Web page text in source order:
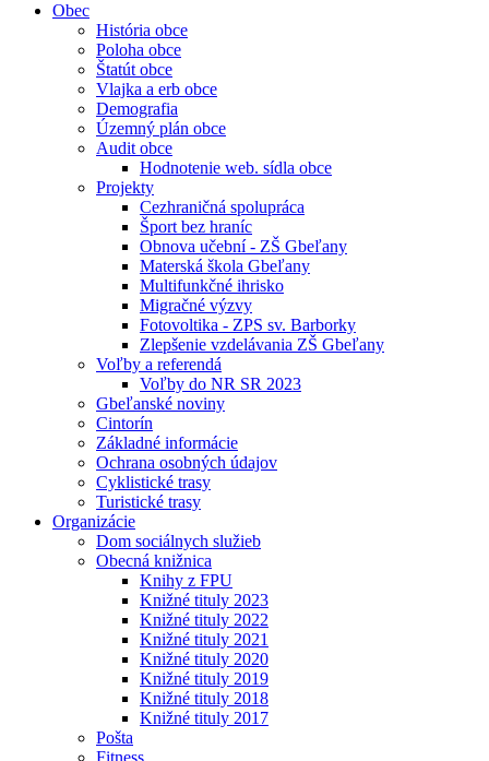
Obec
História obce
Poloha obce
Štatút obce
Vlajka a erb obce
Demografia
Územný plán obce
Audit obce
Hodnotenie web. sídla obce
Projekty
Cezhraničná spolupráca
Šport bez hraníc
Obnova učební - ZŠ Gbeľany
Materská škola Gbeľany
Multifunkčné ihrisko
Migračné výzvy
Fotovoltika - ZPS sv. Barborky
Zlepšenie vzdelávania ZŠ Gbeľany
Voľby a referendá
Voľby do NR SR 2023
Gbeľanské noviny
Cintorín
Základné informácie
Ochrana osobných údajov
Cyklistické trasy
Turistické trasy
Organizácie
Dom sociálnych služieb
Obecná knižnica
Knihy z FPU
Knižné tituly 2023
Knižné tituly 2022
Knižné tituly 2021
Knižné tituly 2020
Knižné tituly 2019
Knižné tituly 2018
Knižné tituly 2017
Pošta
Fitness